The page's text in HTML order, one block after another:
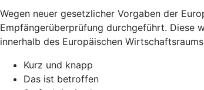
Wegen neuer gesetzlicher Vorgaben der
Empfängerüberprüfung durchgeführt. Diese
innerhalb des Europäischen
Kurz und knapp
Das ist betroffen